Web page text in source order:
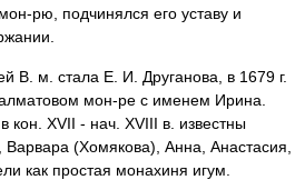
рю, подчинялся его уставу и
В. м. стала Е. И. Друганова, в 1679 г.
мон-ре с именем Ирина.
кон. XVII - нач. XVIII в. известны
(Хомякова), Анна, Анастасия,
как простая монахиня игум.